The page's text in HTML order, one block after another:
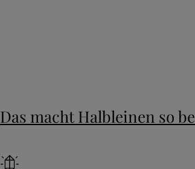
Das macht Halbleinen so